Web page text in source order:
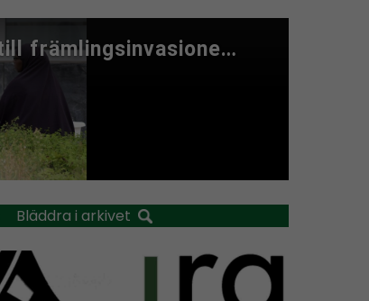
Bläddra i arkivet